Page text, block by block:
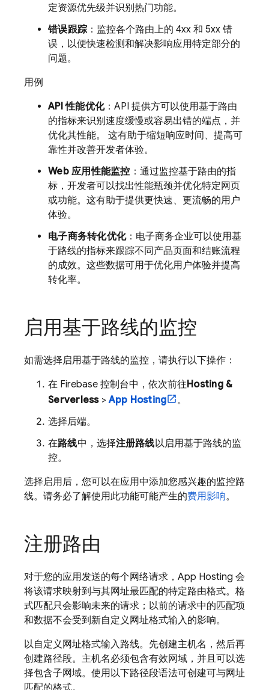
定资源优先级并识别热门功能。
错误跟踪 ：监控各个路由上的 4xx 和 5xx 错
误，以便快速检测和解决影响应用特定部分的
问题。
用例
API 性能优化：API 提供方可以使用基于路由
的指标来识别速度缓慢或容易出错的端点，并
优化其性能。 这有助于缩短响应时间、提高可
靠性并改善开发者体验。
Web 应用性能监控 ：通过监控基于路由的指
标，开发者可以找出性能瓶颈并优化特定网页
或功能。这有助于提供更快速、更流畅的用户
体验。
电子商务转化优化：电子商务企业可以使用基
于路线的指标来跟踪不同产品页面和结账流程
的成效。这些数据可用于优化用户体验并提高
转化率。
启用基于路线的监控
如需选择启用基于路线的监控，请执行以下操作：
在 Firebase 控制台中，依次前往Hosting &
Serverless>App Hosting
。
选择后端。
在路线中，选择注册路线以启用基于路线的监
控。
选择启用后，您可以在应用中添加您感兴趣的监控路
线。请务必了解使用此功能可能产生的费用影响。
注册路由
对于您的应用发送的每个网络请求， App Hosting 会
将该请求映射到与其网址最匹配的特定路由格式。格
式匹配只会影响未来的请求；以前的请求中的匹配项
和数据不会受到新自定义网址格式输入的影响。
以自定义网址格式输入路线。先创建主机名，然后再
创建路径段。主机名必须包含有效网域，并且可以选
择包含子网域。使用以下路径段语法可创建可与网址
匹配的格式。